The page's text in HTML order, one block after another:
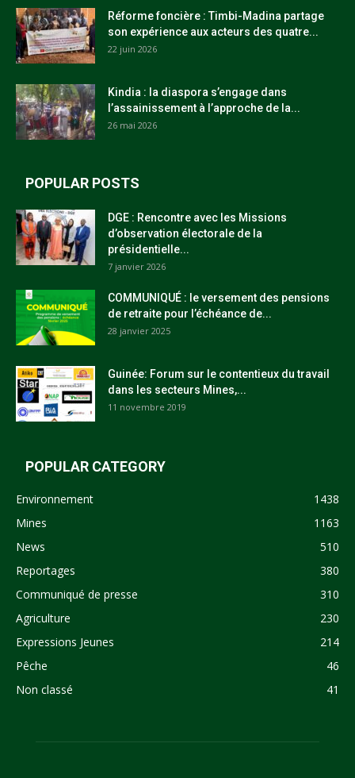
Réforme foncière : Timbi-Madina partage
son expérience aux acteurs des quatre...
22 juin 2026
Kindia : la diaspora s’engage dans
l’assainissement à l’approche de la...
26 mai 2026
POPULAR POSTS
DGE : Rencontre avec les Missions
d’observation électorale de la
présidentielle...
7 janvier 2026
COMMUNIQUÉ : le versement des pensions
de retraite pour l’échéance de...
28 janvier 2025
Guinée: Forum sur le contentieux du travail
dans les secteurs Mines,...
11 novembre 2019
POPULAR CATEGORY
Environnement
1438
Mines
1163
News
510
Reportages
380
Communiqué de presse
310
Agriculture
230
Expressions Jeunes
214
Pêche
46
Non classé
41